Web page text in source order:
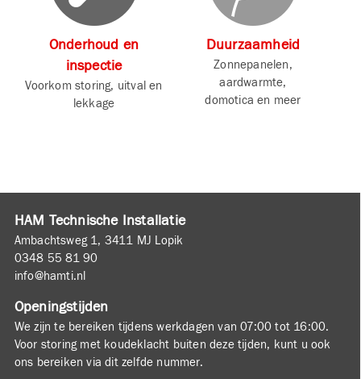
Onderhoud en
inspectie
Voorkom storing, uitval en
lekkage
Duurzaamheid
Zonnepanelen,
aardwarmte,
domotica en meer
HAM Technische Installatie
Ambachtsweg 1, 3411 MJ Lopik
0348 55 81 90
info@hamti.nl
Openingstijden
We zijn te bereiken tijdens werkdagen van 07:00 tot 16:00.
Voor storing met koudeklacht buiten deze tijden, kunt u ook
ons bereiken via dit zelfde nummer.